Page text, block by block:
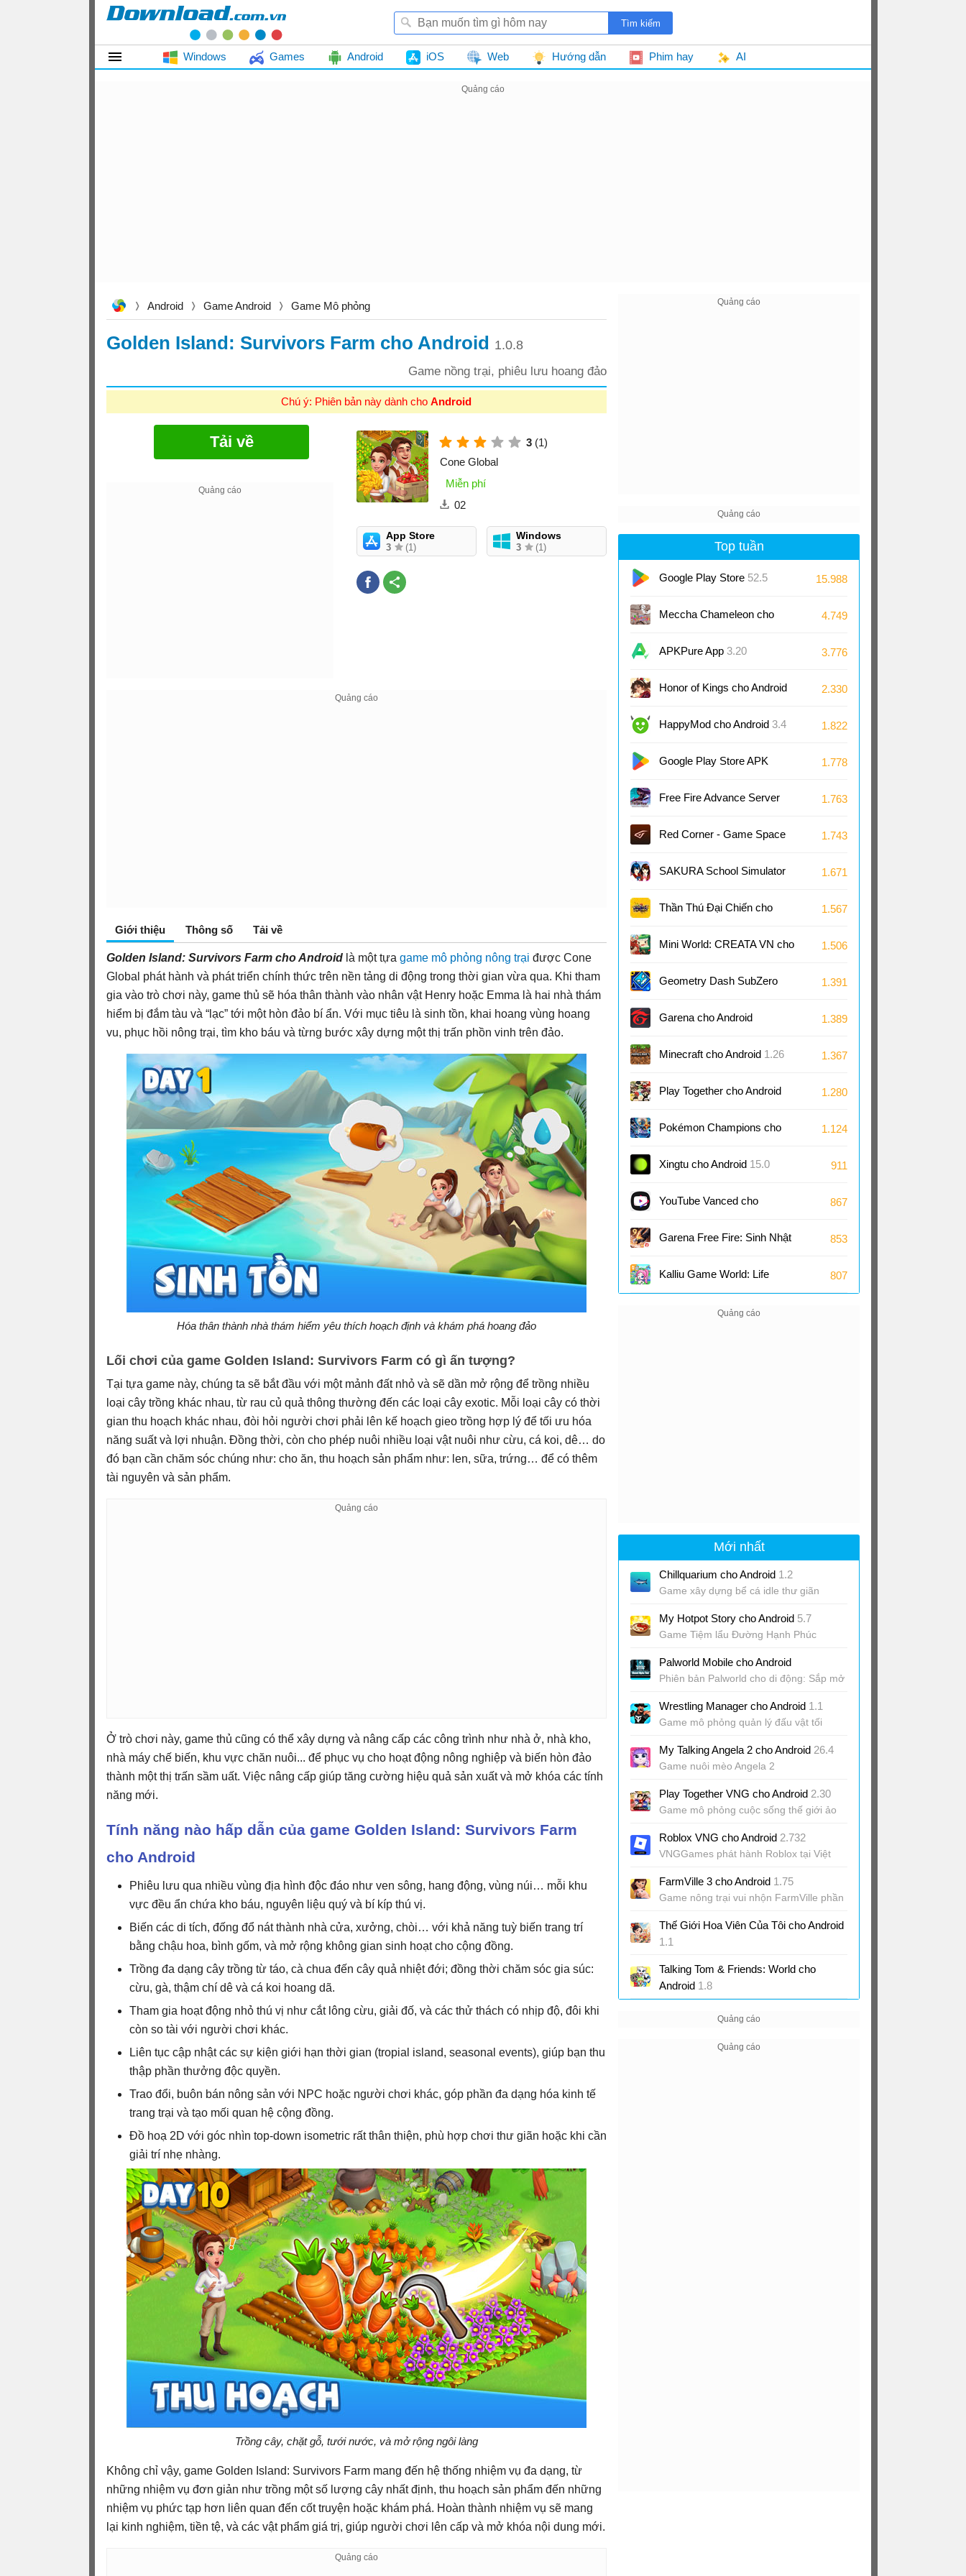
Windows Games Android iOS Web Hướng dẫn Phim hay AI
Android Game Android Game Mô phỏng
Golden Island: Survivors Farm cho Android 1.0.8
Game nồng trại, phiêu lưu hoang đảo
Chú ý: Phiên bản này dành cho Android
Tải về 3 (1)
Cone Global
Miễn phí
02
App Store
3 (1)
Windows
3 (1)
Giới thiệu Thông số Tải về
Golden Island: Survivors Farm cho Android là một tựa game mô phỏng nông trại được Cone
Global phát hành và phát triển chính thức trên nền tảng di động trong thời gian vừa qua. Khi tham
gia vào trò chơi này, game thủ sẽ hóa thân thành vào nhân vật Henry hoặc Emma là hai nhà thám
hiểm bị đắm tàu và “lạc” tới một hòn đảo bí ẩn. Với mục tiêu là sinh tồn, khai hoang vùng hoang
vu, phục hồi nông trại, tìm kho báu và từng bước xây dựng một thị trấn phồn vinh trên đảo.
Hóa thân thành nhà thám hiểm yêu thích hoạch định và khám phá hoang đảo
Lối chơi của game Golden Island: Survivors Farm có gì ấn tượng?
Tại tựa game này, chúng ta sẽ bắt đầu với một mảnh đất nhỏ và sẽ dần mở rộng để trồng nhiều
loại cây trồng khác nhau, từ rau củ quả thông thường đến các loại cây exotic. Mỗi loại cây có thời
gian thu hoạch khác nhau, đòi hỏi người chơi phải lên kế hoạch gieo trồng hợp lý để tối ưu hóa
năng suất và lợi nhuận. Đồng thời, còn cho phép nuôi nhiều loại vật nuôi như cừu, cá koi, dê… do
đó bạn cần chăm sóc chúng như: cho ăn, thu hoạch sản phẩm như: len, sữa, trứng… để có thêm
tài nguyên và sản phẩm.
Ở trò chơi này, game thủ cũng có thể xây dựng và nâng cấp các công trình như nhà ở, nhà kho,
nhà máy chế biến, khu vực chăn nuôi... để phục vụ cho hoạt động nông nghiệp và biến hòn đảo
thành một thị trấn sầm uất. Việc nâng cấp giúp tăng cường hiệu quả sản xuất và mở khóa các tính
năng mới.
Tính năng nào hấp dẫn của game Golden Island: Survivors Farm
cho Android
Phiêu lưu qua nhiều vùng địa hình độc đáo như ven sông, hang động, vùng núi… mỗi khu
vực đều ẩn chứa kho báu, nguyên liệu quý và bí kíp thú vị.
Biến các di tích, đống đổ nát thành nhà cửa, xưởng, chòi… với khả năng tuỳ biến trang trí
bằng chậu hoa, bình gốm, và mở rộng không gian sinh hoạt cho cộng đồng.
Trồng đa dạng cây trồng từ táo, cà chua đến cây quả nhiệt đới; đồng thời chăm sóc gia súc:
cừu, gà, thậm chí dê và cá koi hoang dã.
Tham gia hoạt động nhỏ thú vị như cắt lông cừu, giải đố, và các thử thách có nhịp độ, đôi khi
còn so tài với người chơi khác.
Liên tục cập nhật các sự kiện giới hạn thời gian (tropial island, seasonal events), giúp bạn thu
thập phần thưởng độc quyền.
Trao đổi, buôn bán nông sản với NPC hoặc người chơi khác, góp phần đa dạng hóa kinh tế
trang trại và tạo mối quan hệ cộng đồng.
Đồ hoạ 2D với góc nhìn top‑down isometric rất thân thiện, phù hợp chơi thư giãn hoặc khi cần
giải trí nhẹ nhàng.
Trồng cây, chặt gỗ, tưới nước, và mở rộng ngôi làng
Không chỉ vậy, game Golden Island: Survivors Farm mang đến hệ thống nhiệm vụ đa dạng, từ
những nhiệm vụ đơn giản như trồng một số lượng cây nhất định, thu hoạch sản phẩm đến những
nhiệm vụ phức tạp hơn liên quan đến cốt truyện hoặc khám phá. Hoàn thành nhiệm vụ sẽ mang
lại kinh nghiệm, tiền tệ, và các vật phẩm giá trị, giúp người chơi lên cấp và mở khóa nội dung mới.
Top tuần
Google Play Store 52.5 15.988
Meccha Chameleon cho
Android
4.749
APKPure App 3.20 3.776
Honor of Kings cho Android
11.4
2.330
HappyMod cho Android 3.4 1.822
Google Play Store APK
(Android TV)
1.778
Free Fire Advance Server
66.53
1.763
Red Corner - Game Space
cho Android 1.4
1.743
SAKURA School Simulator
cho Android 1.048
1.671
Thần Thú Đại Chiến cho
Android
1.567
Mini World: CREATA VN cho
Android 1.7
1.506
Geometry Dash SubZero
cho Android 2.2
1.391
Garena cho Android 1.389
Minecraft cho Android 1.26 1.367
Play Together cho Android
2.29
1.280
Pokémon Champions cho
Android 1.1
1.124
Xingtu cho Android 15.0 911
YouTube Vanced cho
Android 18.21
867
Garena Free Fire: Sinh Nhật
9 Tuổi cho Android 1.126
853
Kalliu Game World: Life 807
Mới nhất
Chillquarium cho Android 1.2
Game xây dựng bể cá idle thư giãn
My Hotpot Story cho Android 5.7
Game Tiệm lẩu Đường Hạnh Phúc
Palworld Mobile cho Android
Phiên bản Palworld cho di động: Sắp mở
Wrestling Manager cho Android 1.1
Game mô phỏng quản lý đấu vật tối
My Talking Angela 2 cho Android 26.4
Game nuôi mèo Angela 2
Play Together VNG cho Android 2.30
Game mô phỏng cuộc sống thế giới ảo
Roblox VNG cho Android 2.732
VNGGames phát hành Roblox tại Việt
FarmVille 3 cho Android 1.75
Game nông trại vui nhộn FarmVille phần
Thế Giới Hoa Viên Của Tôi cho Android
1.1
Talking Tom & Friends: World cho
Android 1.8
Game sandbox thế giới Talking Tom và